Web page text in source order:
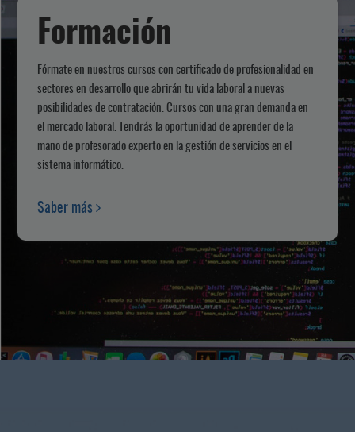
Formación
Fórmate en nuestros cursos con certificado de profesionalidad en
sectores en desarrollo que abrirán tu vida laboral a nuevas
posibilidades de contratación. Cursos con una gran demanda en
el mercado laboral. Tendrás la oportunidad de aprender de la
mano de profesorado experto en la gestión de servicios en el
sistema informático.
Saber más